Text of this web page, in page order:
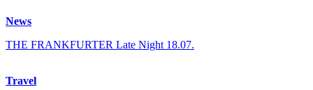
News
THE FRANKFURTER Late Night 18.07.
Travel